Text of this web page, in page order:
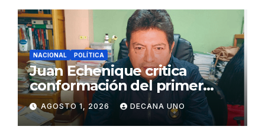
NACIONAL POLÍTICA
Juan Echenique critica
conformación del primer
gabinete ministerial de Keiko
Fujimori
AGOSTO 1, 2026 DECANA UNO